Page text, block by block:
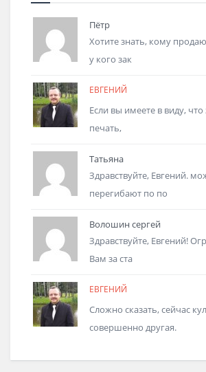
Пётр
Хотите знать, кому
у кого зак
ЕВГЕНИЙ
Если вы имеете в виду,
печать,
Татьяна
Здравствуйте, Евгений.
перегибают по по
Волошин сергей
Здравствуйте, Евгений!
Вам за ста
ЕВГЕНИЙ
Сложно сказать, сейчас
совершенно другая.